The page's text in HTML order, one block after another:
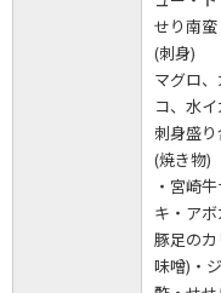
せり南
(刺身)
マグロ
コ、水
刺身盛
(焼き物)
・宮崎
キ・ア
豚足の
味噌)・